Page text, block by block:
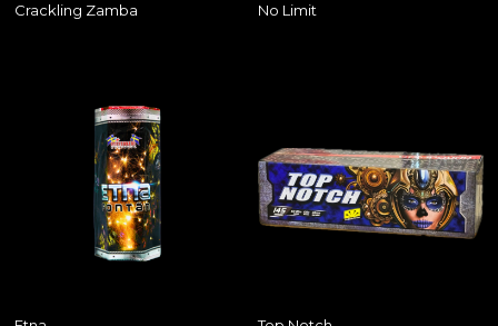
Crackling Zamba No Limit